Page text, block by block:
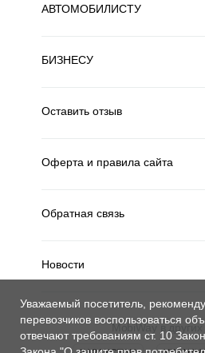
АВТОМОБИЛИСТУ
БИЗНЕСУ
Оставить отзыв
Оферта и правила сайта
Обратная связь
Новости
MobiWay в других
Уважаемый посетитель,
перевозчиков воспользоваться
отвечают требованиям ст. 10